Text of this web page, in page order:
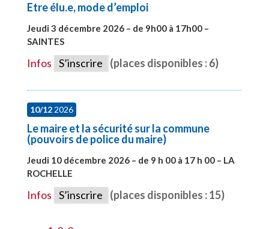
Etre élu.e, mode d’emploi
Jeudi 3 décembre 2026 – de 9h00 à 17h00 –
SAINTES
Infos S’inscrire (places disponibles : 6)
10/122026
Le maire et la sécurité sur la commune
(pouvoirs de police du maire)
Jeudi 10 décembre 2026 – de 9 h 00 à 17 h 00 – LA
ROCHELLE
Infos S’inscrire (places disponibles : 15)